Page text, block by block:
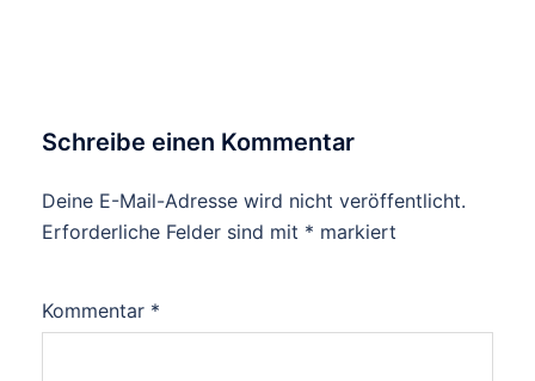
Schreibe einen Kommentar
Deine E-Mail-Adresse wird nicht veröffentlicht.
Erforderliche Felder sind mit * markiert
Kommentar *